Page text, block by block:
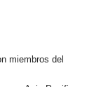
miembros del